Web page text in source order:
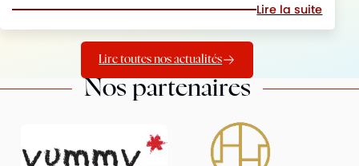
Lire la suite
Lire toutes nos actualités
Nos partenaires